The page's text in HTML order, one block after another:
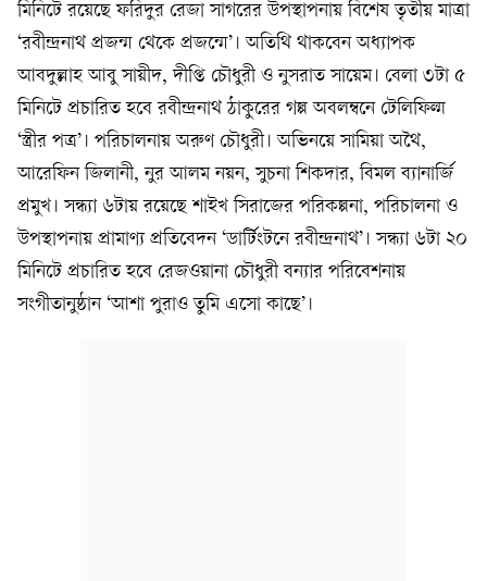
মিনিটে রয়েছে ফরিদুর রেজা সাগরের উপস্থাপনায় বিশেষ তৃতীয় মাত্রা
‘রবীন্দ্রনাথ প্রজন্ম থেকে প্রজন্মে’। অতিথি থাকবেন অধ্যাপক
আবদুল্লাহ আবু সায়ীদ, দীপ্তি চৌধুরী ও নুসরাত সায়েম। বেলা ৩টা ৫
মিনিটে প্রচারিত হবে রবীন্দ্রনাথ ঠাকুরের গল্প অবলম্বনে টেলিফিল্ম
‘স্ত্রীর পত্র’। পরিচালনায় অরুণ চৌধুরী। অভিনয়ে সামিয়া অথৈ,
আরেফিন জিলানী, নুর আলম নয়ন, সুচনা শিকদার, বিমল ব্যানার্জি
প্রমুখ। সন্ধ্যা ৬টায় রয়েছে শাইখ সিরাজের পরিকল্পনা, পরিচালনা ও
উপস্থাপনায় প্রামাণ্য প্রতিবেদন ‘ডার্টিংটনে রবীন্দ্রনাথ’। সন্ধ্যা ৬টা ২০
মিনিটে প্রচারিত হবে রেজওয়ানা চৌধুরী বন্যার পরিবেশনায়
সংগীতানুষ্ঠান ‘আশা পুরাও তুমি এসো কাছে’।